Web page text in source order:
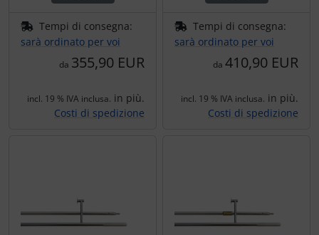
Tempi di consegna:
sarà ordinato per voi
da 355,90 EUR
incl. 19 % IVA inclusa. in più.
Costi di spedizione
Tempi di consegna:
sarà ordinato per voi
da 410,90 EUR
incl. 19 % IVA inclusa. in più.
Costi di spedizione